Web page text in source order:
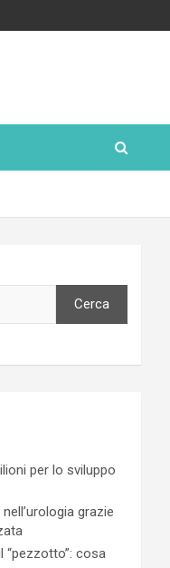
Cerca
per lo sviluppo
grazie
“pezzotto”: cosa